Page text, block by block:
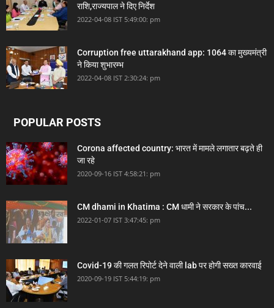
राशि,राज्यपाल ने दिए निर्देश
2022-04-08 IST 5:49:00: pm
Corruption free uttarakhand app: 1064 का मुख्यमंत्री
ने किया शुभारम्भ
2022-04-08 IST 2:30:24: pm
POPULAR POSTS
Corona affected country: भारत में मामले लगातार बढ़ते ही
जा रहे
2020-09-16 IST 4:58:21: pm
CM dhami in Khatima : CM धामी ने सरकार के पांच...
2022-01-07 IST 3:47:45: pm
Covid-19 की गलत रिपोर्ट देने वाली lab पर होगी सख्त कारवाई
2020-09-19 IST 5:44:19: pm